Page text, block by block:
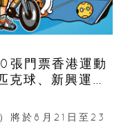
門票香港運動
克球、新興運
覽
於8月21日至23